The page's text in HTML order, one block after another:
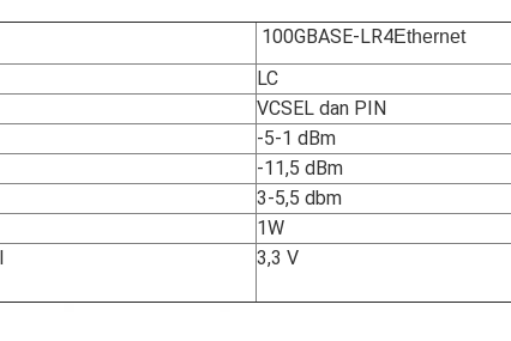
100GBASE-LR4Ethernet
LC
VCSEL dan PIN
-5-1 dBm
-11,5 dBm
3-5,5 dbm
1W
3,3 V